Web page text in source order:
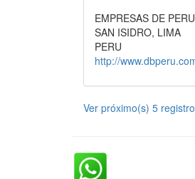
EMPRESAS DE
SAN ISIDRO, LIMA
PERU
http://
Ver próximo(s) 5